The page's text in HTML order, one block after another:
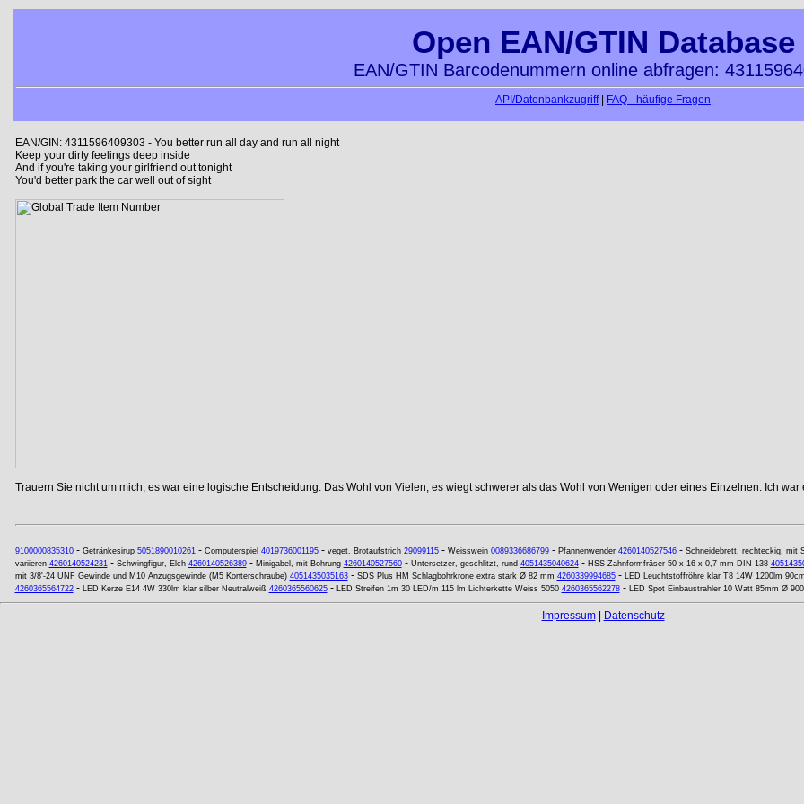
Open EAN/GTIN Database
EAN/GTIN Barcodenummern online abfragen:
API/Datenbankzugriff| FAQ - häufige Fragen
EAN/GIN: 4311596409303 - You better run all day and run all night
Keep your dirty feelings deep inside
And if you're taking your girlfriend out tonight
You'd better park the car well out of sight
Trauern Sie nicht um mich, es war eine logische Entscheidung. Das Wohl von Vielen, es wiegt schwerer als das Wohl von Wenigen oder eines Einzelnen. Ich
9100000835310- Getränkesirup 5051890010261- Computerspiel 4019736001195- veget. Brotaufstrich 29099115- Weisswein 0089336686799- Pfannenwender 4260140527546- Schneidebrett, rechteckig, mit
variieren 4260140524231- Schwingfigur, Elch 4260140526389- Minigabel, mit Bohrung 4260140527560- Untersetzer, geschlitzt, rund 4051435040624- HSS Zahnformfräser 50 x 16 x 0,7 mm DIN 138
mit 3/8'-24 UNF Gewinde und M10 Anzugsgewinde (M5 Konterschraube) 4051435035163- SDS Plus HM Schlagbohrkrone extra stark Ø 82 mm 4260339994685- LED Leuchtstoffröhre klar T8 14W 1200lm
4260365564722- LED Kerze E14 4W 330lm klar silber Neutralweiß 4260365560625- LED Streifen 1m 30 LED/m 115 lm Lichterkette Weiss 5050 4260365562278- LED Spot Einbaustrahler 10 Watt 85mm Ø
Impressum| Datenschutz